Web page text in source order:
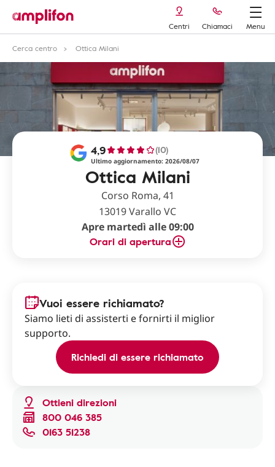
Centri Chiamaci
Menu
Cerca centro
Ottica Milani
Ottica Milani
4,9 (10)
Ultimo aggiornamento: 2026/08/07
Corso Roma, 41
13019 Varallo VC
Apre martedì alle 09:00
Orari di apertura
Ottieni direzioni
800 046 385
0163 51238
Vuoi essere richiamato?
Siamo lieti di assisterti e fornirti il miglior
supporto.
Richiedi di essere richiamato